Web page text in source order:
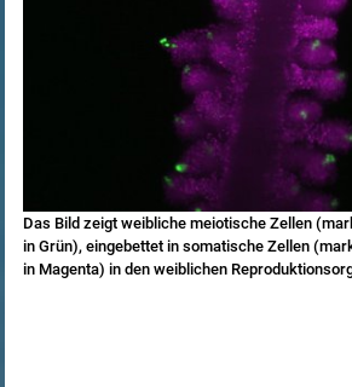
Das Bild zeigt weibliche meiotische Zellen
in Grün), eingebettet in somatische Zellen
in Magenta) in den weiblichen